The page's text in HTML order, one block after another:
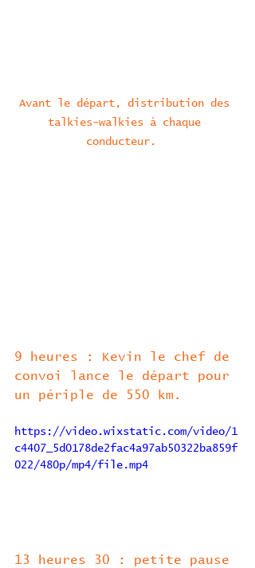
Avant le départ, distribution des
talkies-walkies à chaque
conducteur.
9 heures : Kevin le chef de
convoi lance le départ pour
un périple de 550 km.
https://video.wixstatic.com/video/1
c4407_5d0178de2fac4a97ab50322ba859f
022/480p/mp4/file.mp4
13 heures 30 : petite pause